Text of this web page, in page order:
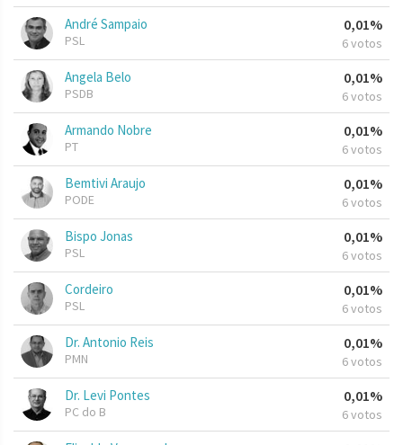
André Sampaio
PSL
0,01%
6 votos
Angela Belo
PSDB
0,01%
6 votos
Armando Nobre
PT
0,01%
6 votos
Bemtivi Araujo
PODE
0,01%
6 votos
Bispo Jonas
PSL
0,01%
6 votos
Cordeiro
PSL
0,01%
6 votos
Dr. Antonio Reis
PMN
0,01%
6 votos
Dr. Levi Pontes
PC do B
0,01%
6 votos